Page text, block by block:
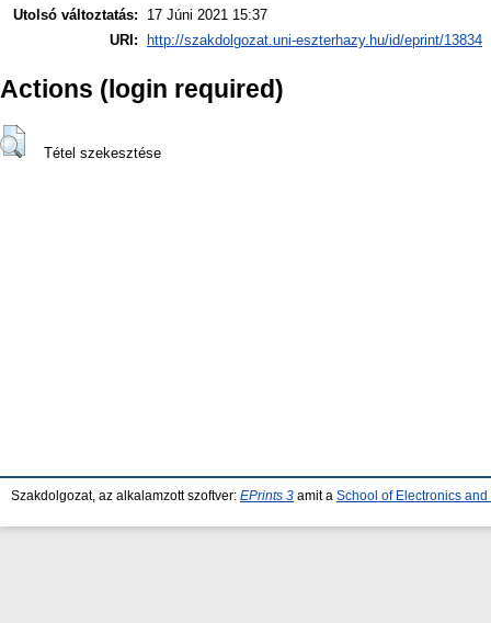
Utolsó változtatás:
17 Júni 2021 15:37
URI:
http://szakdolgozat.uni-eszterhazy.hu/id/eprint/13834
Actions (login required)
Tétel szekesztése
Szakdolgozat, az alkalamzott szoftver: EPrints 3 amit a School of Electronics